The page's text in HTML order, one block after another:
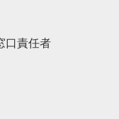
口責任者